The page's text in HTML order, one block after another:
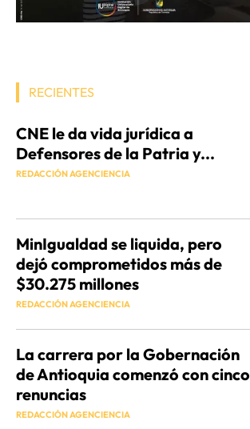
RECIENTES
CNE le da vida jurídica a
Defensores de la Patria y...
REDACCIÓN AGENCIENCIA
MinIgualdad se liquida, pero
dejó comprometidos más de
$30.275 millones
REDACCIÓN AGENCIENCIA
La carrera por la Gobernación
de Antioquia comenzó con cinco
renuncias
REDACCIÓN AGENCIENCIA